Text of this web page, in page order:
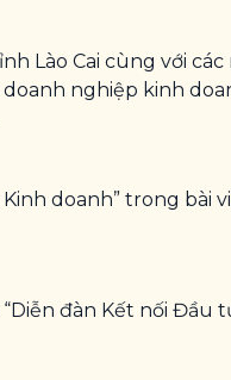
Lào Cai cùng với
nghiệp kinh
doanh” trong bài
đàn Kết nối Đầu